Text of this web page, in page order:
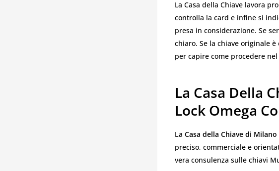
La Casa della Chiave lavora
controlla la card e infine si
presa in considerazione. Se
chiaro. Se la chiave originale
per capire come procedere
La Casa Della
Lock Omega
La Casa della Chiave di Milano
preciso, commerciale e
vera consulenza sulle chiavi